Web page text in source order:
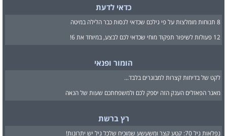
כדאי לדעת
8 תנוחות מומלצות על פי גילכם שכדאי לנסות כבר הלילה במיטה
12 פעולות לשיפור תפקוד מוחי שכדאי לכם לבצע, במיוחד את 6!
הומור ופנאי
לקט של בדיחות קצרות למבוגרים בלבד...
מאגר הפאזלים הענק הזה יספק לכם ולמשפחתכם שעות של הנאה
רץ ברשת
נפלאות גיל 70: קטע קצר ומשעשע שמוכיח שלכל גיל יש יתרונות!